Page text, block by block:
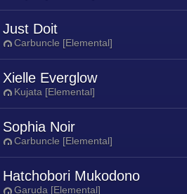
Just Doit
Carbuncle [Elemental]
Xielle Everglow
Kujata [Elemental]
Sophia Noir
Carbuncle [Elemental]
Hatchobori Mukodono
Garuda [Elemental]